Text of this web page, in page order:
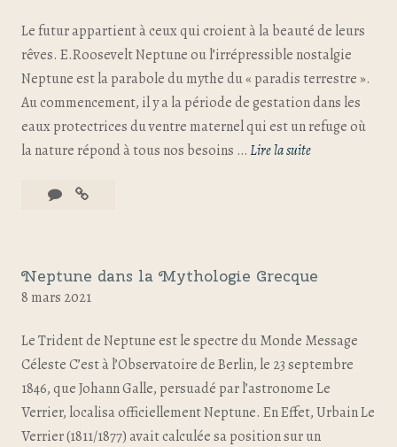
Le futur appartient à ceux qui croient à la beauté de leurs
rêves. E.Roosevelt Neptune ou l’irrépressible nostalgie
Neptune est la parabole du mythe du « paradis terrestre ».
Au commencement, il y a la période de gestation dans les
eaux protectrices du ventre maternel qui est un refuge où
la nature répond à tous nos besoins …Lire la suite
Neptune dans la Mythologie Grecque
8 mars 2021
Le Trident de Neptune est le spectre du Monde Message
Céleste C’est à l’Observatoire de Berlin, le 23 septembre
1846, que Johann Galle, persuadé par l’astronome Le
Verrier, localisa officiellement Neptune. En Effet, Urbain Le
Verrier (1811/1877) avait calculée sa position sur un